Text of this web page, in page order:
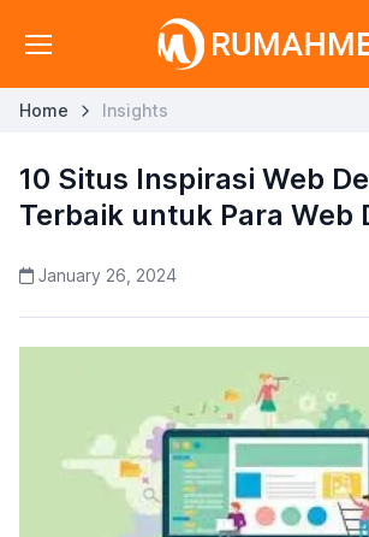
Home Insights
10 Situs Inspirasi Web
Terbaik untuk Para Web
January 26, 2024